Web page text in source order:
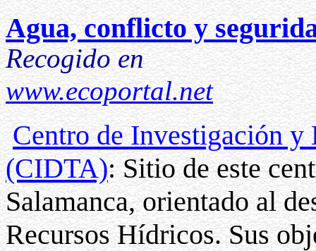
Agua, conflicto y
Recogido en
www.ecoportal.net
Centro de Investigación
(CIDTA): Sitio de este
Salamanca, orientado al
Recursos Hídricos. Sus